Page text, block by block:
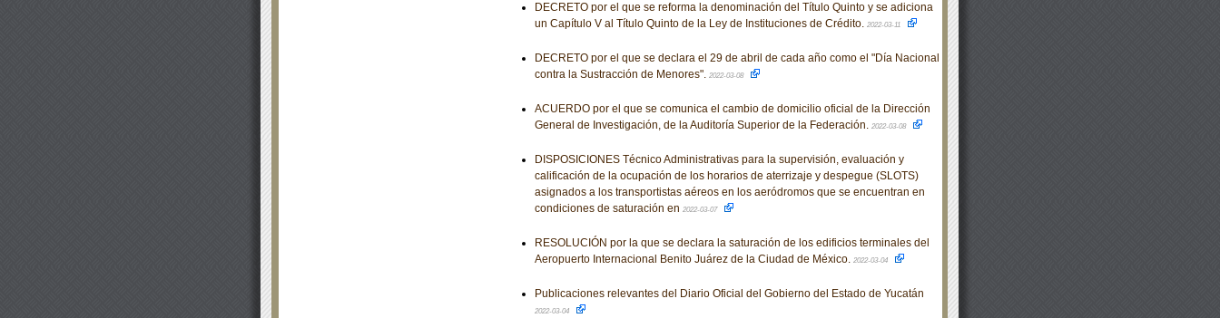
DECRETO por el que se reforma la denominación del Título Quinto y se adiciona
un Capítulo V al Título Quinto de la Ley de Instituciones de Crédito. 2022-03-11
DECRETO por el que se declara el 29 de abril de cada año como el "Día Nacional
contra la Sustracción de Menores". 2022-03-08
ACUERDO por el que se comunica el cambio de domicilio oficial de la Dirección
General de Investigación, de la Auditoría Superior de la Federación. 2022-03-08
DISPOSICIONES Técnico Administrativas para la supervisión, evaluación y
calificación de la ocupación de los horarios de aterrizaje y despegue (SLOTS)
asignados a los transportistas aéreos en los aeródromos que se encuentran en
condiciones de saturación en 2022-03-07
RESOLUCIÓN por la que se declara la saturación de los edificios terminales del
Aeropuerto Internacional Benito Juárez de la Ciudad de México. 2022-03-04
Publicaciones relevantes del Diario Oficial del Gobierno del Estado de Yucatán
2022-03-04